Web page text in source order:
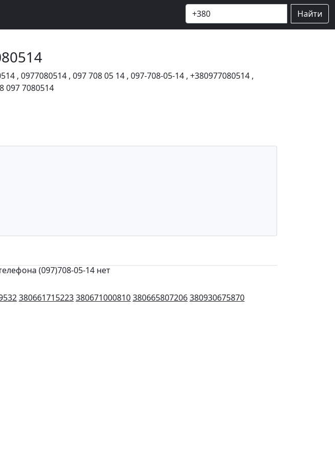
Найти
, 0977080514 , 097 708 05 14 , 097-708-05-14 , +380977080514 ,
8 097 7080514
(097)708-05-14 нет
380661715223380671000810380665807206380930675870